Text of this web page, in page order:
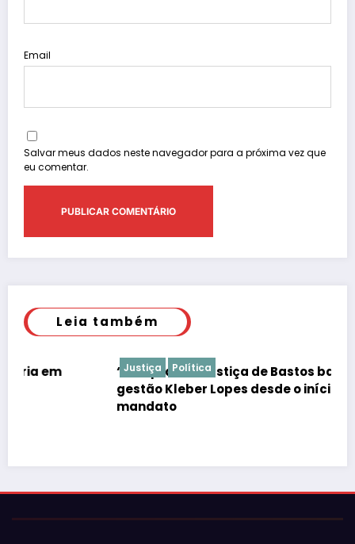
Email
Salvar meus dados neste navegador para a próxima vez que
eu comentar.
Leia também
Justiça Política
“É de praxe”: Justiça de Bastos barrar atos da
gestão Kleber Lopes desde o início do